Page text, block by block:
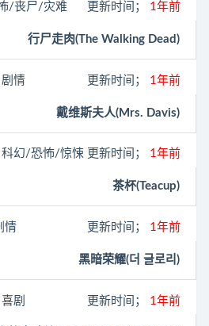
/丧尸/灾难 更新时间； 1年前
行尸走肉(The Walking Dead)
情 更新时间； 1年前
戴维斯夫人(Mrs. Davis)
幻/恐怖/惊悚 更新时间； 1年前
茶杯(Teacup)
情 更新时间； 1年前
黑暗荣耀(더 글로리)
剧 更新时间； 1年前